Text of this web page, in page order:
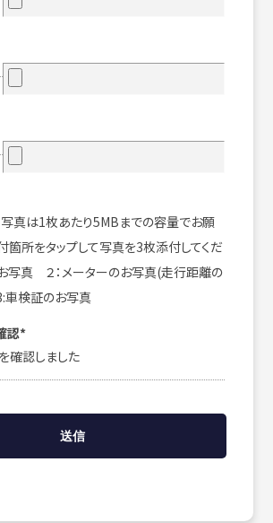
真は1枚あたり5MBまでの容量でお願
箇所をタップして写真を3枚添付してくだ
写真 ２：メーターのお写真(走行距離の
検証のお写真
認*
確認しました